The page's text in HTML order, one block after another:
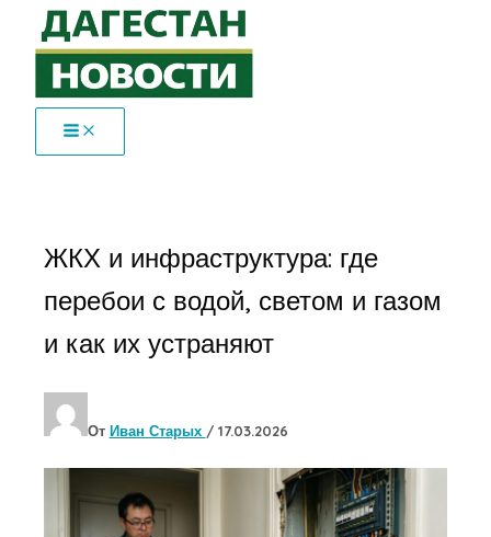
Перейти
содержимому
ЖКХ и инфраструктура: где
перебои с водой, светом и газом
и как их устраняют
От Иван Старых / 17.03.2026